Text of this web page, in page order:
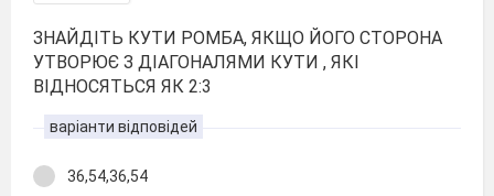
ЗНАЙДІТЬ КУТИ РОМБА, ЯКЩО ЙОГО СТОРОНА
УТВОРЮЄ З ДІАГОНАЛЯМИ КУТИ , ЯКІ
ВІДНОСЯТЬСЯ ЯК 2:3
варіанти відповідей
36,54,36,54